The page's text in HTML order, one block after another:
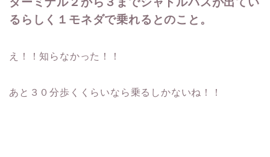
るらしく１モネダで乗れるとのこと。
え！！知らなかった！！
あと３０分歩くくらいなら乗るしかないね！！